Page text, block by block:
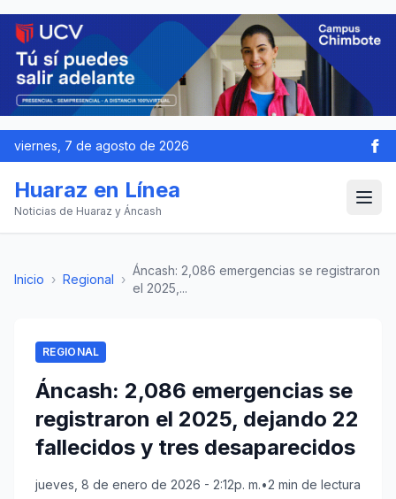
viernes, 7 de agosto de 2026
Huaraz en Línea
Noticias de Huaraz y Áncash
Inicio › Regional ›
Áncash: 2,086 emergencias se registraron
el 2025,...
REGIONAL
Áncash: 2,086 emergencias se
registraron el 2025, dejando 22
fallecidos y tres desaparecidos
jueves, 8 de enero de 2026 - 2:12p. m.•2 min de lectura